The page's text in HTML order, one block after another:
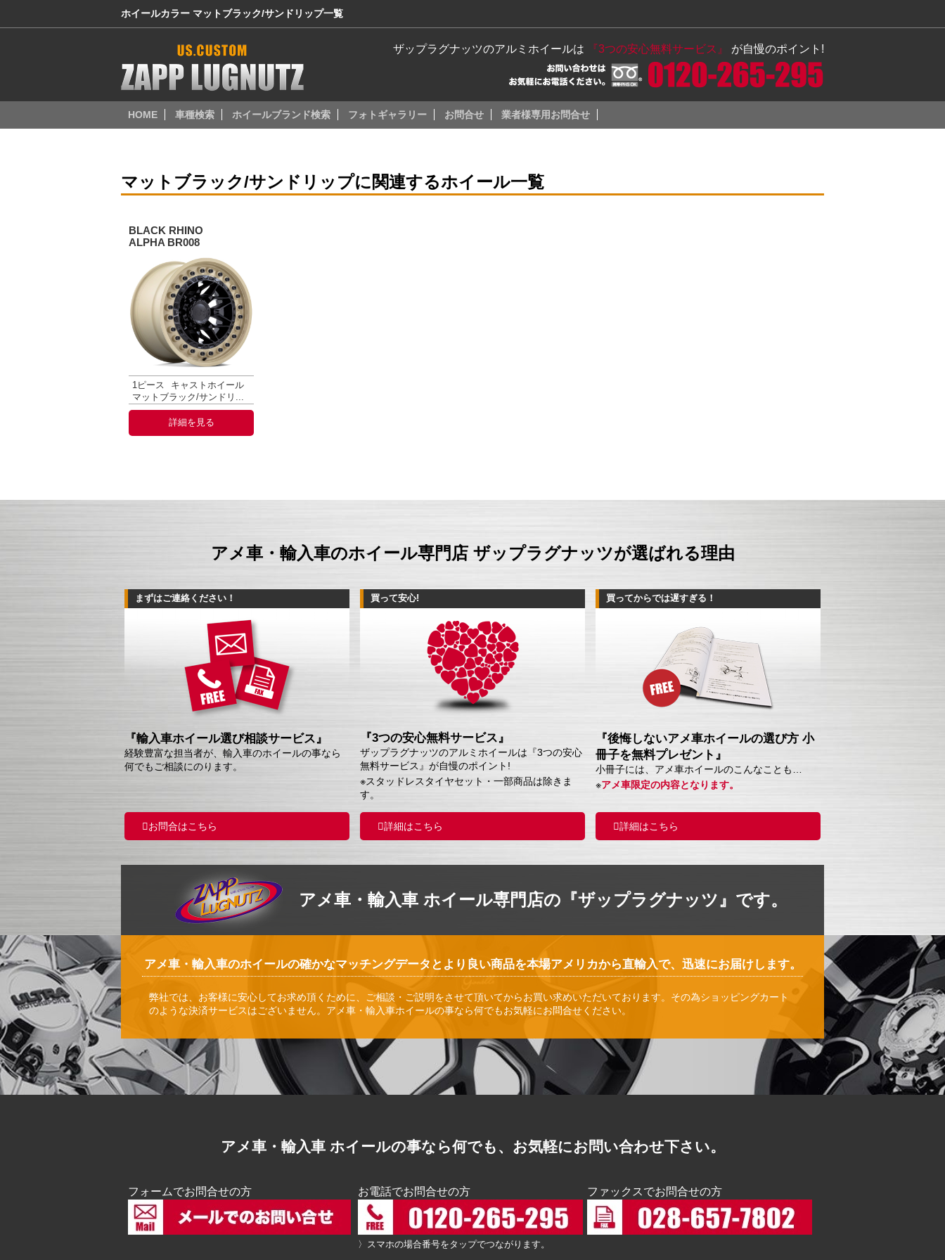
ホイールカラー マットブラック/サンドリップ一覧
ザップラグナッツのアルミホイールは 『3つの安心無料サービス』 が自慢のポイント!
HOME 車種検索 ホイールブランド検索 フォトギャラリー お問合せ 業者様専用お問合せ
マットブラック/サンドリップに関連するホイール一覧
BLACK RHINO
ALPHA BR008
1ピース
キャストホイール
マットブラック/サンドリ...
詳細を見る
アメ車・輸入車のホイール専門店 ザップラグナッツが選ばれる理由
まずはご連絡ください！
『輸入車ホイール選び相談サービス』
経験豊富な担当者が、輸入車のホイールの事なら
何でもご相談にのります。
お問合はこちら
買って安心!
『3つの安心無料サービス』
ザップラグナッツのアルミホイールは『3つの安心
無料サービス』が自慢のポイント!
※スタッドレスタイヤセット・一部商品は除きま
す。
詳細はこちら
買ってからでは遅すぎる！
『後悔しないアメ車ホイールの選び方 小
冊子を無料プレゼント』
小冊子には、アメ車ホイールのこんなことも…
※アメ車限定の内容となります。
詳細はこちら
アメ車・輸入車 ホイール専門店の『ザップラグナッツ』です。
アメ車・輸入車のホイールの確かなマッチングデータとより良い商品を本場アメリカから直輸入で、迅速にお届けします。
弊社では、お客様に安心してお求め頂くために、ご相談・ご説明をさせて頂いてからお買い求めいただいております。その為ショッピングカート
のような決済サービスはございません。アメ車・輸入車ホイールの事なら何でもお気軽にお問合せください。
アメ車・輸入車 ホイールの事なら何でも、お気軽にお問い合わせ下さい。
フォームでお問合せの方 お電話でお問合せの方
〉スマホの場合番号をタップでつながります。
ファックスでお問合せの方